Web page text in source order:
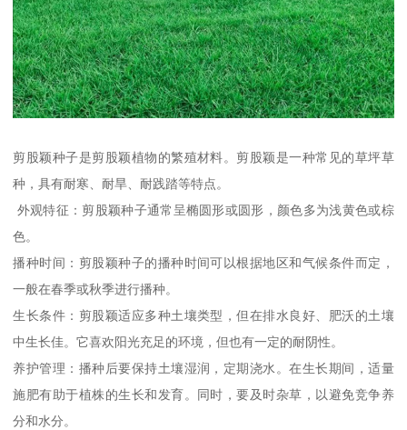
剪股颖种子是剪股颖植物的繁殖材料。剪股颖是一种常见的草坪草
种，具有耐寒、耐旱、耐践踏等特点。
外观特征：剪股颖种子通常呈椭圆形或圆形，颜色多为浅黄色或棕
色。
播种时间：剪股颖种子的播种时间可以根据地区和气候条件而定，
一般在春季或秋季进行播种。
生长条件：剪股颖适应多种土壤类型，但在排水良好、肥沃的土壤
中生长佳。它喜欢阳光充足的环境，但也有一定的耐阴性。
养护管理：播种后要保持土壤湿润，定期浇水。在生长期间，适量
施肥有助于植株的生长和发育。同时，要及时杂草，以避免竞争养
分和水分。